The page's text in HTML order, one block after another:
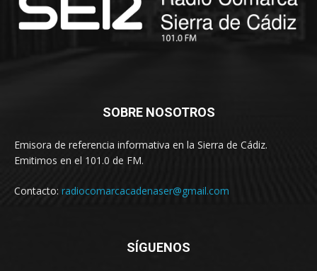
SOBRE NOSOTROS
Emisora de referencia informativa en la Sierra de Cádiz.
Emitimos en el 101.0 de FM.
Contacto: radiocomarcacadenaser@gmail.com
SÍGUENOS